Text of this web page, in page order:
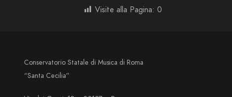
Visite alla Pagina: 0
Conservatorio Statale di Musica di Roma
“Santa Cecilia”